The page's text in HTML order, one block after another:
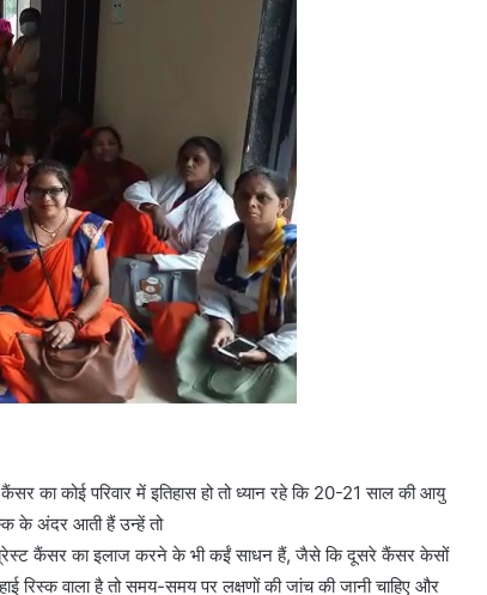
का कोई परिवार में इतिहास हो तो ध्यान रहे कि 20-21 साल की आयु
के अंदर आती हैं उन्हें तो
ब्रेस्ट कैंसर का इलाज करने के भी कईं साधन हैं, जैसे कि दूसरे कैंसर केसों
वाला है तो समय-समय पर लक्षणों की जांच की जानी चाहिए और